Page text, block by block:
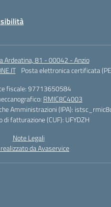
Ardeatina, 81 - 00042 - Anzio
Posta elettronica certificata
fiscale: 97713650584
RMIC8C4003
Amministrazioni (IPA):
di fatturazione (CUF): UFYDZH
Note Legali
da Avaservice